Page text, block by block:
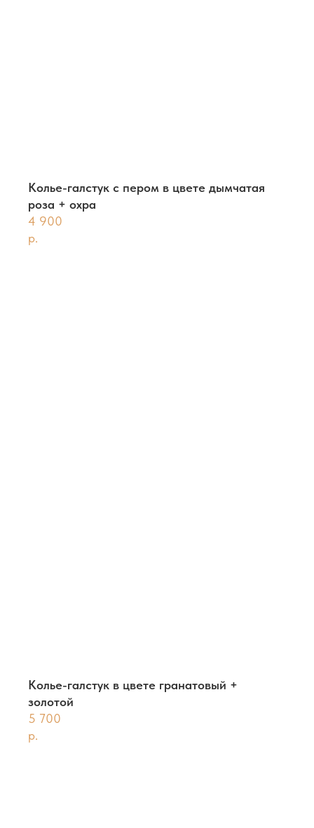
Колье-галстук с пером в цвете дымчатая
роза + охра
4 900
р.
Колье-галстук в цвете гранатовый +
золотой
5 700
р.